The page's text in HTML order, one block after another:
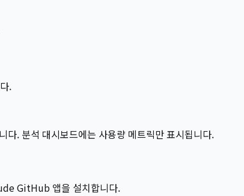
.
. 분석 대시보드에는 사용량 메트릭만 표시됩니다.
GitHub 앱을 설치합니다.